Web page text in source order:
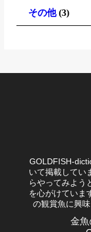
その他(3)
GOLDFISH-
いて掲載してい
らやってみよう
を心がけていま
の観賞魚に興
金魚